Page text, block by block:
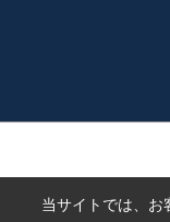
当サイトでは、お